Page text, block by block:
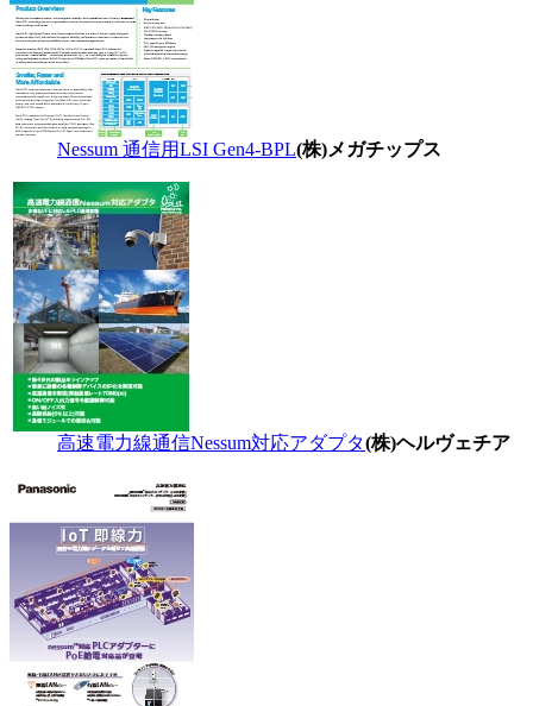
Nessum 通信用LSI Gen4-BPL(株)メガチップス
高速電力線通信Nessum対応アダプタ(株)ヘルヴェチア